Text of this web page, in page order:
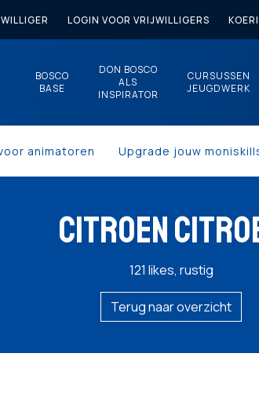
LOGIN VOOR VRIJWILLIGERS
BOSCO
BASE
DON BOSCO
ALS
INSPIRATOR
CURSUSSEN
JEUGDWERK
animatoren Upgrade jouw
CITROEN
121 likes, rustig
Terug naar overzicht